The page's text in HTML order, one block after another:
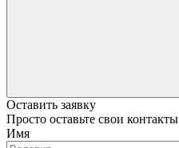
Оставить заявку
Просто оставьте свои
Имя